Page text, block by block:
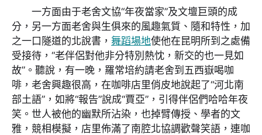
一方面由于老舍文協“年夜當家”及文壇巨頭的成
分，另一方面老舍與生俱來的風趣氣質、隨和特性，加
之一口隧道的北說書， 舞蹈場地使他在昆明所到之處備
受接待，“老伴侶對他非分特別熱忱，新交的也一見如
故”。聽說，有一晚，羅常培約請老舍到五西嶽喝咖
啡，老舍興趣很高，在咖啡店里俏皮地說起了“河北南
部土語”，如將“報告”說成“賈亞”，引得伴侶們哈哈年夜
笑。世人被他的幽默所沾染，也掉臂傳授、學者的文
雅，競相模擬，店里佈滿了南腔北協調歡聲笑語，連咖